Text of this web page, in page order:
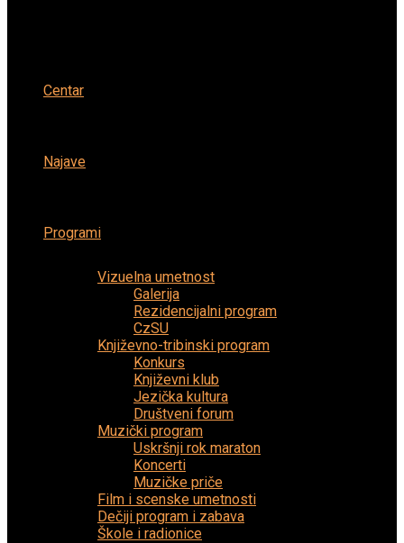
Centar
Najave
Programi
Vizuelna umetnost
Galerija
Rezidencijalni program
CzSU
Književno-tribinski program
Konkurs
Književni klub
Jezička kultura
Društveni forum
Muzički program
Uskršnji rok maraton
Koncerti
Muzičke priče
Film i scenske umetnosti
Dečiji program i zabava
Škole i radionice